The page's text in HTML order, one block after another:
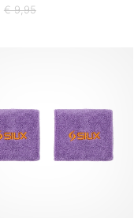
€ 9,95